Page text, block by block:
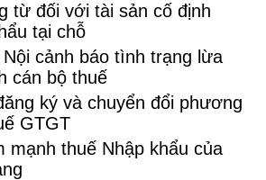
từ đối với tài sản cố định
tại chỗ
cảnh báo tình trạng lừa
cán bộ thuế
ký và chuyển đổi phương
GTGT
mạnh thuế Nhập khẩu của